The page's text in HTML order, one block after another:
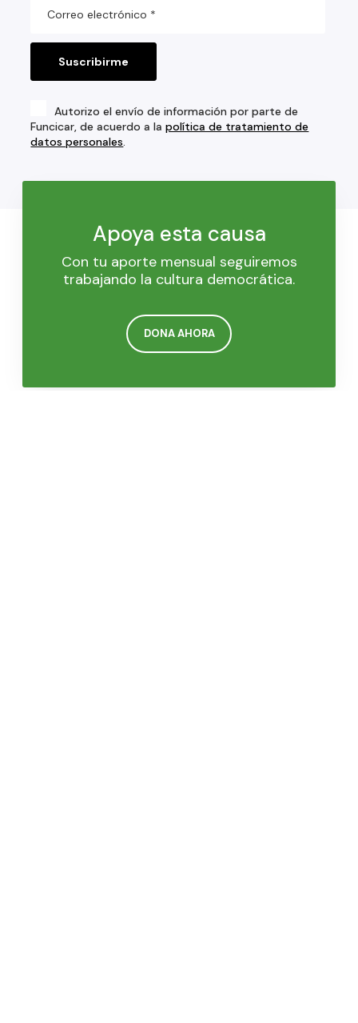
Autorizo el envío de información por parte de
Funcicar, de acuerdo a lapolítica de tratamiento de
datos personales.
Apoya esta causa
Con tu aporte mensual seguiremos
trabajando la cultura democrática.
DONA AHORA